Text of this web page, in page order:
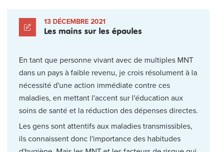
13 DÉCEMBRE 2021
Les mains sur les épaules
En tant que personne vivant avec de multiples MNT
dans un pays à faible revenu, je crois résolument à la
nécessité d'une action immédiate contre ces
maladies, en mettant l'accent sur l'éducation aux
soins de santé et la réduction des dépenses directes.
Les gens sont attentifs aux maladies transmissibles,
ils connaissent donc l'importance des habitudes